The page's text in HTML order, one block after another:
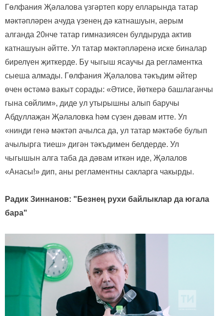
Гөлфания Җәлалова үзгәртеп кору елларында татар
мәктәпләрен ачуда үзенең дә катнашуын, аерым
алганда 20нче татар гимназиясен булдыруда актив
катнашуын әйтте. Ул татар мәктәпләренә иске биналар
бирелүен җиткерде. Бу чыгыш ясаучы да регламентка
сыеша алмады. Гөлфания Җәлалова тәкъдим әйтер
өчен өстәмә вакыт сорады: «Әтисе, йөткерә башлаганчы
гына сөйлим», диде ул утырышны алып баручы
Абдуллаҗан Җәлаловка һәм сүзен дәвам итте. Ул
«нинди генә мәктәп ачылса да, ул татар мәктәбе булып
ачылырга тиеш» дигән тәкъдимен белдерде. Ул
чыгышын алга таба да дәвам иткән иде, Җәлалов
«Анасы!» дип, аны регламентны сакларга чакырды.
Радик Зиннанов: "Безнең рухи байлыклар да югала
бара"